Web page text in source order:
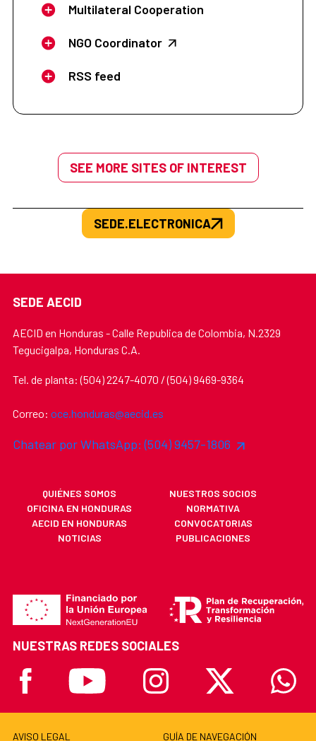
Multilateral Cooperation
NGO Coordinator
RSS feed
SEE MORE SITES OF INTEREST
SEDE.ELECTRONICA
SEDE AECID
AECID en Honduras - Calle Republica de Colombia, N.2329
Tegucigalpa, Honduras C.A.
Tel. de planta: (504) 2247-4070 / (504) 9469-9364
Correo: oce.honduras@aecid.es
Chatear por WhatsApp: (504) 9457-1806
QUIÉNES SOMOS
NUESTROS SOCIOS
OFICINA EN HONDURAS
NORMATIVA
AECID EN HONDURAS
CONVOCATORIAS
NOTICIAS
PUBLICACIONES
NUESTRAS REDES SOCIALES
FacebookYoutube Instagram X
AVISO LEGAL
GUÍA DE NAVEGACIÓN